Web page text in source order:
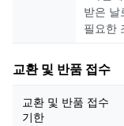
받은 날
필요한
교환 및 반품 접수
교환 및 반품 접수
기한